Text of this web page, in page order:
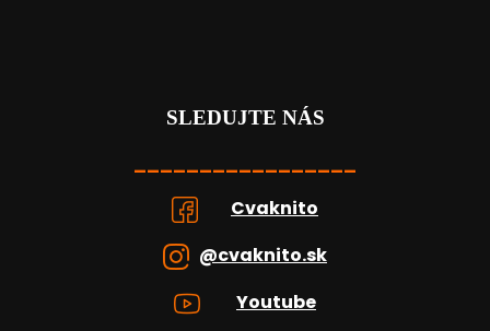
SLEDUJTE NÁS
_________________
Cvaknito
@cvaknito.sk
Youtube